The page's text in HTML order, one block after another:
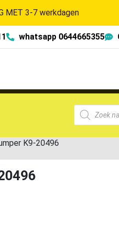
MET 3-7 werkdagen
whatsapp 0644665355
K9-20496